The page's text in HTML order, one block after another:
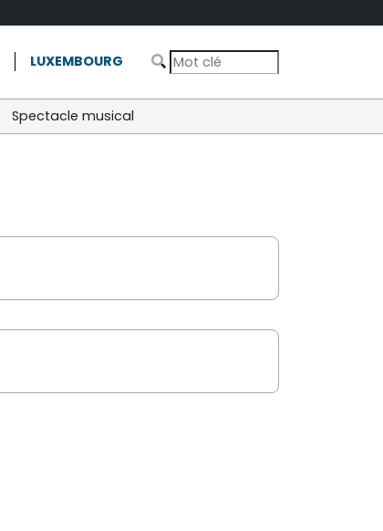
LUXEMBOURG
Spectacle musical